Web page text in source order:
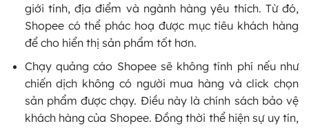
giới tính, địa điểm và ngành hàng yêu thích. Từ đó,
Shopee có thể phác hoạ được mục tiêu khách hàng
để cho hiển thị sản phẩm tốt hơn.
Chạy quảng cáo Shopee sẽ không tính phí nếu như
chiến dịch không có người mua hàng và click chọn
sản phẩm được chạy. Điều này là chính sách bảo vệ
khách hàng của Shopee. Đồng thời thể hiện sự uy tín,